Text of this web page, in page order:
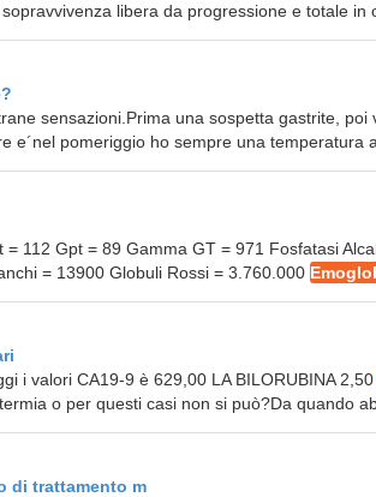
libera da progressione e totale in
sensazioni.Prima una sospetta gastrite,
e´nel pomeriggio ho sempre una temperatura
= 112 Gpt = 89 Gamma GT = 971 Fosfatasi
= 13900 Globuli Rossi = 3.760.000
i valori CA19-9 è 629,00 LA BILORUBINA 2,50
o per questi casi non si può?Da quando
di trattamento m